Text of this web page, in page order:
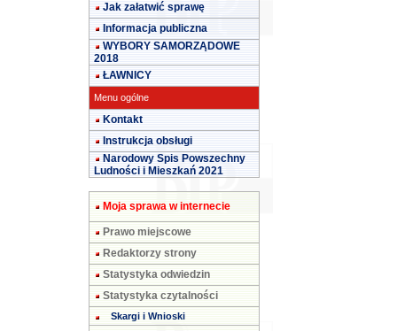
Jak załatwić sprawę
Informacja publiczna
WYBORY SAMORZĄDOWE
2018
ŁAWNICY
Menu ogólne
Kontakt
Instrukcja obsługi
Narodowy Spis Powszechny
Ludności i Mieszkań 2021
Moja sprawa w internecie
Prawo miejscowe
Redaktorzy strony
Statystyka odwiedzin
Statystyka czytalności
Skargi i Wnioski